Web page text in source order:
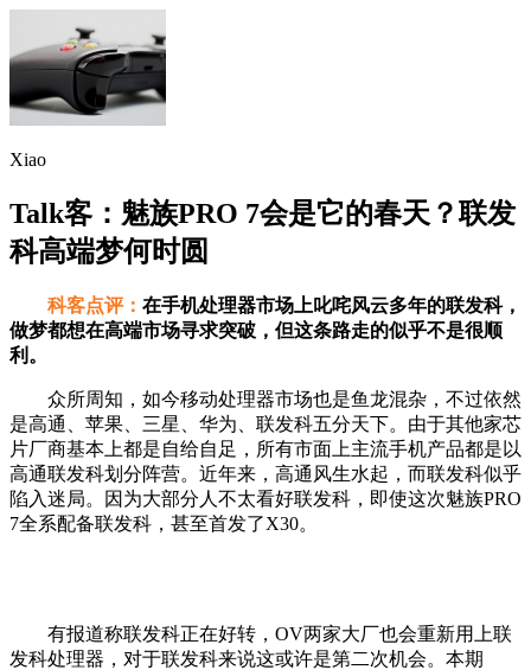
Xiao
Talk客：魅族PRO 7会是它的春天？联发
科高端梦何时圆
科客点评： 在手机处理器市场上叱咤风云多年的联发科，
做梦都想在高端市场寻求突破，但这条路走的似乎不是很顺
利。
众所周知，如今移动处理器市场也是鱼龙混杂，不过依然
是高通、苹果、三星、华为、联发科五分天下。由于其他家芯
片厂商基本上都是自给自足，所有市面上主流手机产品都是以
高通联发科划分阵营。近年来，高通风生水起，而联发科似乎
陷入迷局。因为大部分人不太看好联发科，即使这次魅族PRO
7全系配备联发科，甚至首发了X30。
有报道称联发科正在好转，OV两家大厂也会重新用上联
发科处理器，对于联发科来说这或许是第二次机会。本期